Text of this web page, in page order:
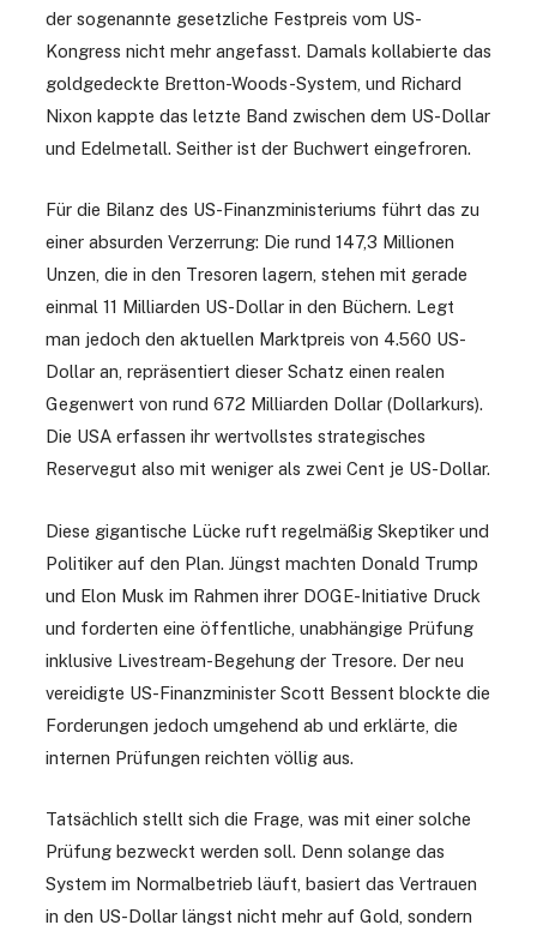
der sogenannte gesetzliche Festpreis vom US-
Kongress nicht mehr angefasst. Damals kollabierte das
goldgedeckte Bretton-Woods-System, und Richard
Nixon kappte das letzte Band zwischen dem US-Dollar
und Edelmetall. Seither ist der Buchwert eingefroren.
Für die Bilanz des US-Finanzministeriums führt das zu
einer absurden Verzerrung: Die rund 147,3 Millionen
Unzen, die in den Tresoren lagern, stehen mit gerade
einmal 11 Milliarden US-Dollar in den Büchern. Legt
man jedoch den aktuellen Marktpreis von 4.560 US-
Dollar an, repräsentiert dieser Schatz einen realen
Gegenwert von rund 672 Milliarden Dollar (Dollarkurs).
Die USA erfassen ihr wertvollstes strategisches
Reservegut also mit weniger als zwei Cent je US-Dollar.
Diese gigantische Lücke ruft regelmäßig Skeptiker und
Politiker auf den Plan. Jüngst machten Donald Trump
und Elon Musk im Rahmen ihrer DOGE-Initiative Druck
und forderten eine öffentliche, unabhängige Prüfung
inklusive Livestream-Begehung der Tresore. Der neu
vereidigte US-Finanzminister Scott Bessent blockte die
Forderungen jedoch umgehend ab und erklärte, die
internen Prüfungen reichten völlig aus.
Tatsächlich stellt sich die Frage, was mit einer solche
Prüfung bezweckt werden soll. Denn solange das
System im Normalbetrieb läuft, basiert das Vertrauen
in den US-Dollar längst nicht mehr auf Gold, sondern